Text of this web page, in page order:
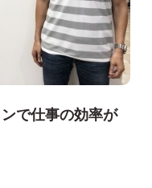
で仕事の効率が